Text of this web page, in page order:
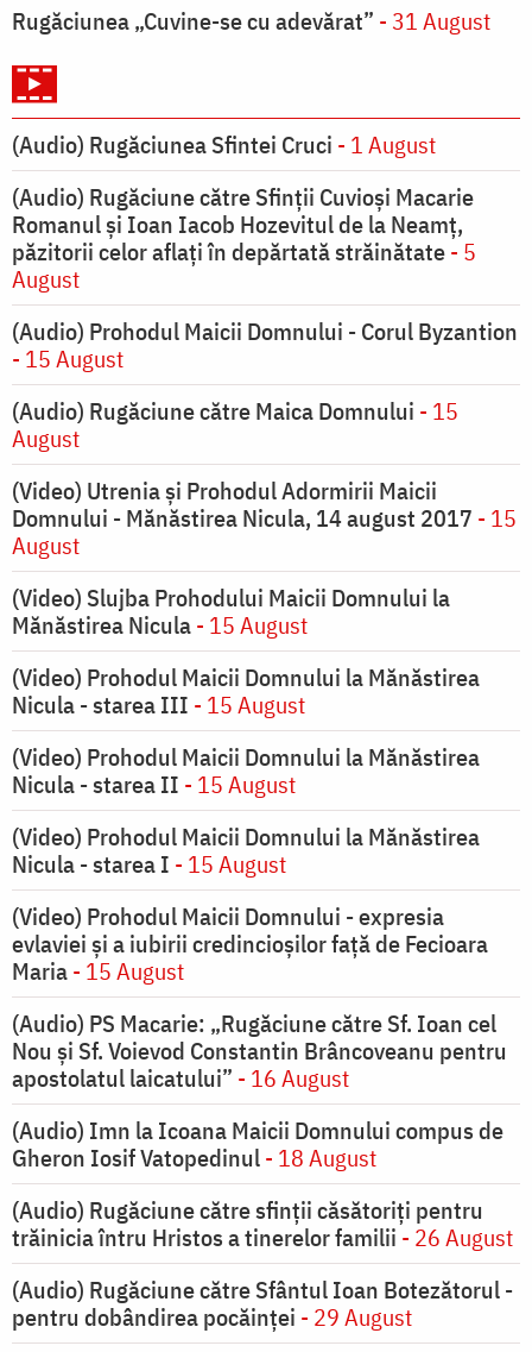
Rugăciunea „Cuvine-se cu adevărat” - 31 August
(Audio) Rugăciunea Sfintei Cruci - 1 August
(Audio) Rugăciune către Sfinții Cuvioși Macarie
Romanul și Ioan Iacob Hozevitul de la Neamț,
păzitorii celor aflați în depărtată străinătate- 5
August
(Audio) Prohodul Maicii Domnului - Corul Byzantion
- 15 August
(Audio) Rugăciune către Maica Domnului - 15
August
(Video) Utrenia și Prohodul Adormirii Maicii
Domnului - Mănăstirea Nicula, 14 august 2017 - 15
August
(Video) Slujba Prohodului Maicii Domnului la
Mănăstirea Nicula- 15 August
(Video) Prohodul Maicii Domnului la Mănăstirea
Nicula - starea III - 15 August
(Video) Prohodul Maicii Domnului la Mănăstirea
Nicula - starea II - 15 August
(Video) Prohodul Maicii Domnului la Mănăstirea
Nicula - starea I - 15 August
(Video) Prohodul Maicii Domnului - expresia
evlaviei și a iubirii credincioșilor față de Fecioara
Maria- 15 August
(Audio) PS Macarie: „Rugăciune către Sf. Ioan cel
Nou și Sf. Voievod Constantin Brâncoveanu pentru
apostolatul laicatului” - 16 August
(Audio) Imn la Icoana Maicii Domnului compus de
Gheron Iosif Vatopedinul- 18 August
(Audio) Rugăciune către sfinții căsătoriți pentru
trăinicia întru Hristos a tinerelor familii - 26 August
(Audio) Rugăciune către Sfântul Ioan Botezătorul -
pentru dobândirea pocăinței - 29 August